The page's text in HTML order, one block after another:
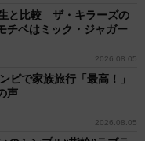
と比較 ザ・キラーズの
チベはミック・ジャガー
2026.08.05
ピで家族旅行「最高！」
声
2026.08.05